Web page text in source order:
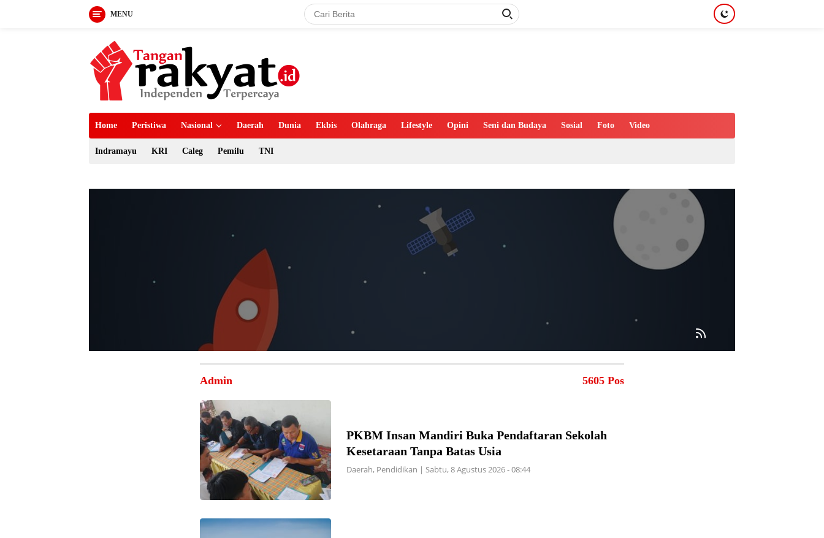
MENU
Home Peristiwa Nasional Daerah Dunia Ekbis Olahraga Lifestyle Opini Seni dan Budaya Sosial Foto Video
Indramayu KRI Caleg Pemilu TNI
Admin 5605 Pos
PKBM Insan Mandiri Buka Pendaftaran Sekolah
Kesetaraan Tanpa Batas Usia
Daerah, Pendidikan |Sabtu, 8 Agustus 2026 - 08:44